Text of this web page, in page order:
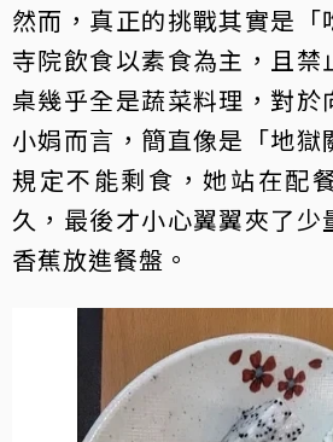
然而，真正的挑戰其實是「
寺院飲食以素食為主，且禁
桌幾乎全是蔬菜料理，對於
小娟而言，簡直像是「地獄
規定不能剩食，她站在配
久，最後才小心翼翼夾了少
香蕉放進餐盤。